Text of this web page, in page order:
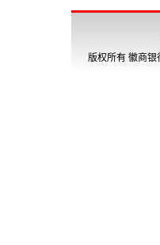
版权所有 徽商银